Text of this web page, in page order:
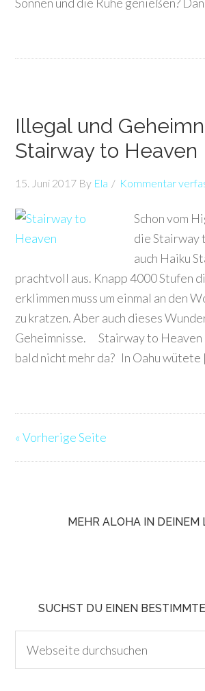
Illegal und
Stairway to Heaven
15. Juni 2017 By Ela Kommentar
Schon vom
die Stairway
auch Haiku
prachtvoll aus. Knapp 4000 Stufen
erklimmen muss um einmal an den
zu kratzen. Aber auch dieses
Geheimnisse. Stairway to Heaven
bald nicht mehr da? In Oahu wütete
« Vorherige Seite
MEHR ALOHA IN DEINEM
SUCHST DU EINEN